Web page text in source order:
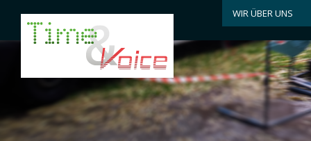
WIR ÜBER UNS